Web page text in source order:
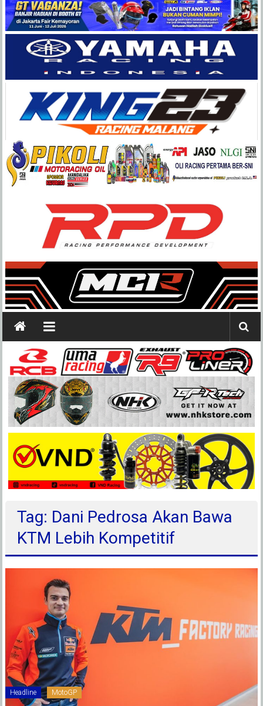
Balap
Paling
Lengkap
Tag: Dani Pedrosa Akan Bawa
KTM Lebih Kompetitif
Headline MotoGP